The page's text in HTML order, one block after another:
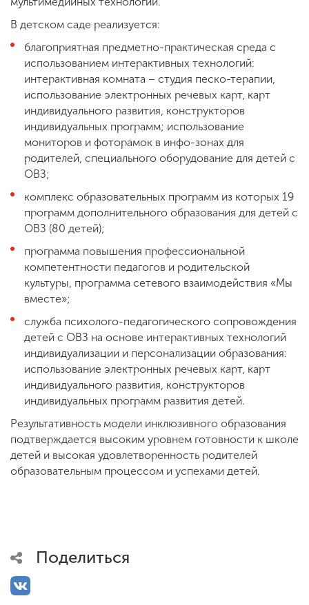
В детском саде реализуется:
благоприятная предметно-практическая среда с
использованием интерактивных технологий:
интерактивная комната – студия песко-терапии,
использование электронных речевых карт, карт
индивидуального развития, конструкторов
индивидуальных программ; использование
мониторов и фоторамок в инфо-зонах для
родителей, специального оборудование для детей с
ОВЗ;
комплекс образовательных программ из которых 19
программ дополнительного образования для детей с
ОВЗ (80 детей);
программа повышения профессиональной
компетентности педагогов и родительской
культуры, программа сетевого взаимодействия «Мы
вместе»;
служба психолого-педагогического сопровождения
детей с ОВЗ на основе интерактивных технологий
индивидуализации и персонализации образования:
использование электронных речевых карт, карт
индивидуального развития, конструкторов
индивидуальных программ развития детей.
Результативность модели инклюзивного образования
подтверждается высоким уровнем готовности к школе
детей и высокая удовлетворенность родителей
образовательным процессом и успехами детей.
Поделиться